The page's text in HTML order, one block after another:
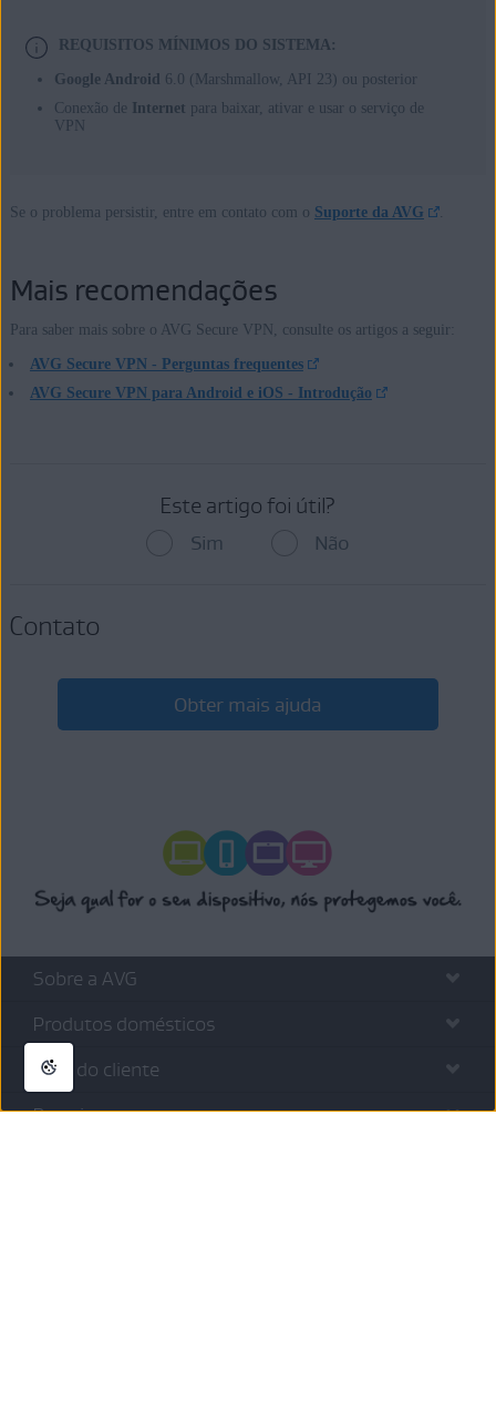
REQUISITOS MÍNIMOS DO SISTEMA:
Google Android 6.0 (Marshmallow, API 23) ou posterior
Conexão de Internet para baixar, ativar e usar o serviço de
VPN
Se o problema persistir, entre em contato com o Suporte da AVG
Mais recomendações
Para saber mais sobre o AVG Secure VPN, consulte os artigos a seguir:
AVG Secure VPN - Perguntas frequentes
AVG Secure VPN para Android e iOS - Introdução
Este artigo foi útil?
Sim Não
Contato
Obter mais ajuda
Sobre a AVG
Produtos domésticos
Área do cliente
Parceiros e empresas